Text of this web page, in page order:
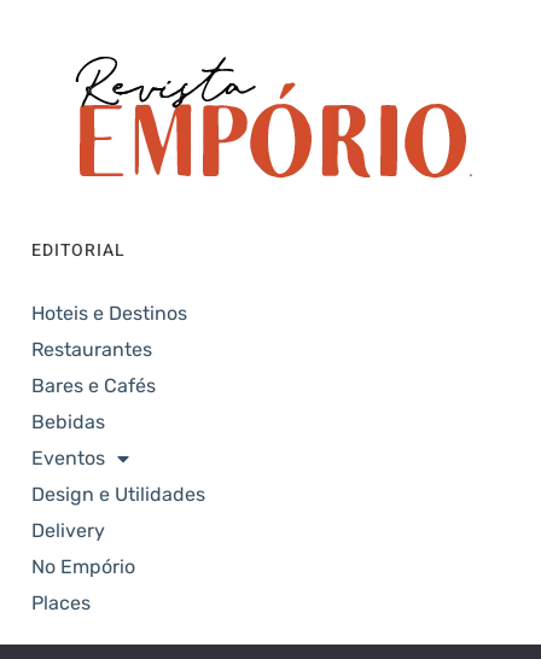
EDITORIAL
Hoteis e Destinos
Restaurantes
Bares e Cafés
Bebidas
Eventos
Design e Utilidades
Delivery
No Empório
Places